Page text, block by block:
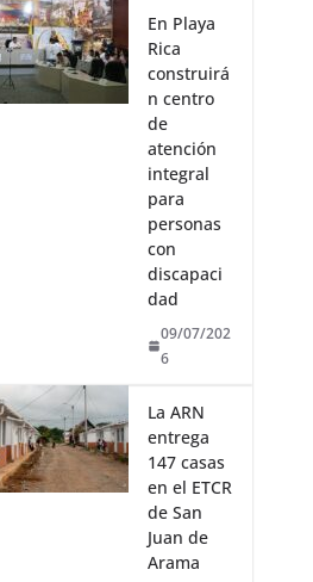
En Playa
Rica
construirá
n centro
de
atención
integral
para
personas
con
discapaci
dad
09/07/202
6
La ARN
entrega
147 casas
en el ETCR
de San
Juan de
Arama